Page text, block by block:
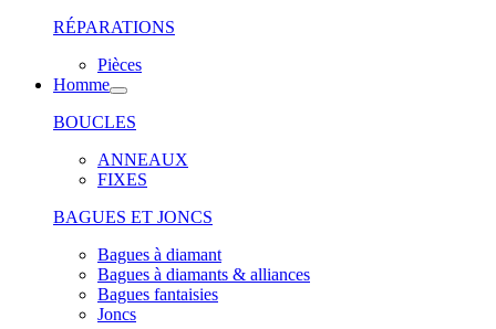
RÉPARATIONS
Pièces
Homme
BOUCLES
ANNEAUX
FIXES
BAGUES ET JONCS
Bagues à diamant
Bagues à diamants & alliances
Bagues fantaisies
Joncs